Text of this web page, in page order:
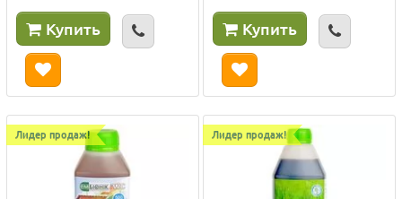
Купить Купить
Лидер продаж! Лидер продаж!